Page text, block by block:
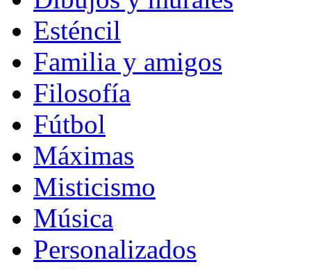
Esténcil
Familia y amigos
Filosofía
Fútbol
Máximas
Misticismo
Música
Personalizados